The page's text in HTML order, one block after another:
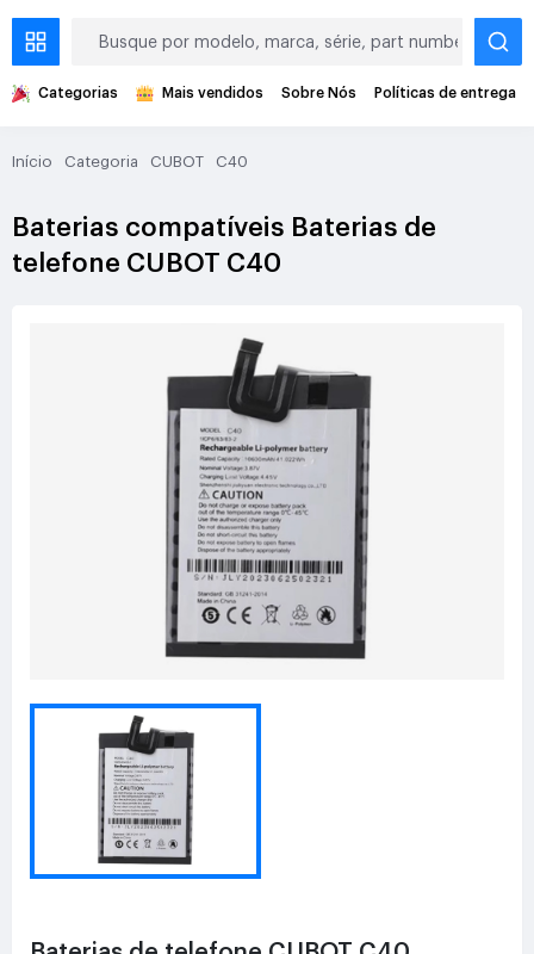
Categorias Mais vendidos Sobre Nós Políticas de entrega
Início Categoria CUBOT C40
Baterias compatíveis Baterias de
telefone CUBOT C40